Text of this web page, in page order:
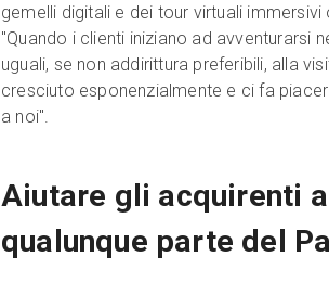
gemelli digitali e dei tour virtuali
"Quando i clienti iniziano ad avventurarsi
uguali, se non addirittura preferibili, alla
cresciuto esponenzialmente e ci fa
a noi".
Aiutare gli acquirenti
qualunque parte del